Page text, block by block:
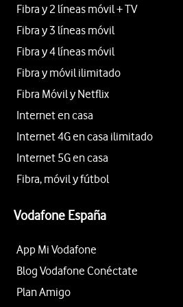
Fibra y 2 líneas móvil + TV
Fibra y 3 líneas móvil
Fibra y 4 líneas móvil
Fibra y móvil ilimitado
Fibra Móvil y Netflix
Internet en casa
Internet 4G en casa ilimitado
Internet 5G en casa
Fibra, móvil y fútbol
Vodafone España
App Mi Vodafone
Blog Vodafone Conéctate
Plan Amigo